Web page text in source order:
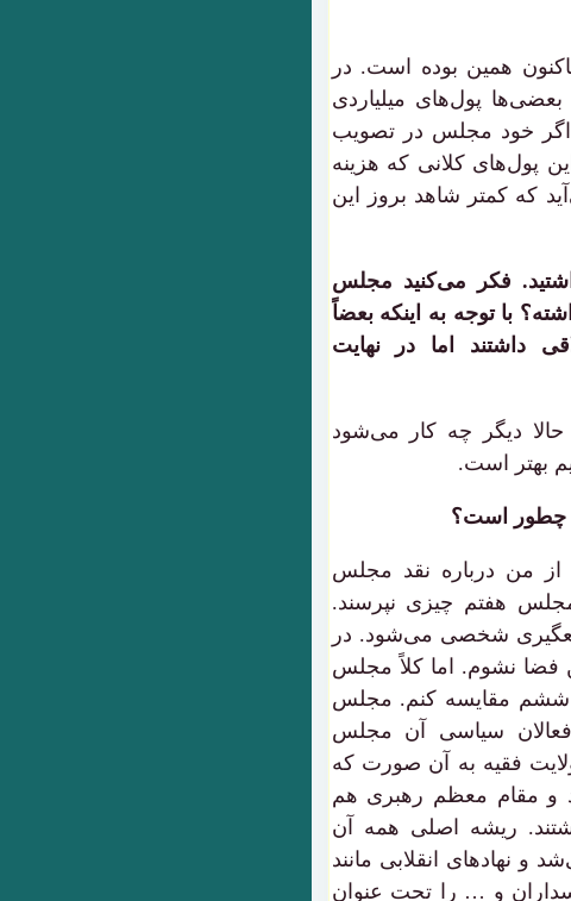
همین بوده است. در
پول‌های میلیاردی
خود مجلس در تصویب
پول‌های کلانی که هزینه
که کمتر شاهد بروز این
فکر می‌کنید مجلس
با توجه به اینکه بعضاً
داشتند اما در نهایت
دیگر چه کار می‌شود
بهتر است.
چطور است؟
از من درباره نقد مجلس
هفتم چیزی نپرسند.
شخصی می‌شود. در
فضا نشوم. اما کلاً مجلس
ششم مقایسه کنم. مجلس
سیاسی آن مجلس
فقیه به آن صورت که
و مقام معظم رهبری هم
ریشه اصلی همه آن
نهادهای انقلابی مانند
و … را تحت عنوان